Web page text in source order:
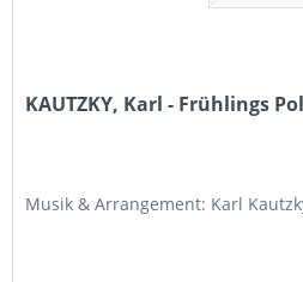
KAUTZKY, Karl - Frühlings
Musik & Arrangement: Karl